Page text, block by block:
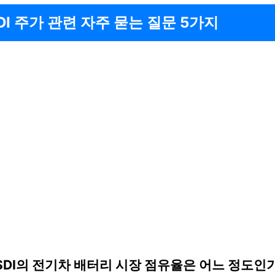
주가 관련 자주 묻는 질문 5가지
의 전기차 배터리 시장 점유율은 어느 정도인